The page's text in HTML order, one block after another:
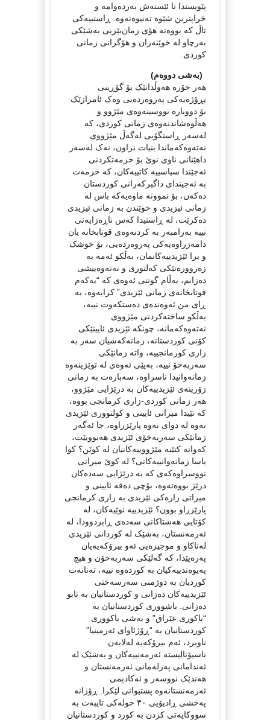
پێویستدا تا ئێستەش بەردەوامە و
خراپترین شێوە تەنیوەتەوە. ڕاستییەکی
تاڵ کە بووەتە ھۆی زمان‌بێزیی بەشێکی
بەرچاو لە خوێنەران و ھۆگرانی زمانی
کوردی.
(بەشی دووەم)
هەر جۆرە هەوڵدانێک بۆ گۆڕینی
پڕۆژەیەکی پەروەردەیی وەک ئامرازێک
بۆ دووبارە نووسینەوەی مێژوو و
هەڵوەشاندنەوەی زمانی کوردی، کە
لەسەر ڕاستگۆیی لەگەڵ مێژووی
نەتەوەکەماندا بنیات نراون، نەک لەسەر
داهێنانی ناوی نوێ بۆ خزمەتکردنی
ئەجێندا سیاسییە کاتییەکان، کە خزمەت
بە ئەجیندای داگیرکەرانی کوردستان
دەکەن، بۆ نموونە ماوەیەکە باس لە
زمانی ئیزیدی و خوێندن بە زمانی ئیزیدی
دەکرێت، لە ڕاستیدا کەس ناڕەزایەتی
نییە بەرامبەر بە کردنەوەی قوتابخانە یان
دامەزراوەیەکی پەروەردەیی، بۆ خوشک
و برا ئێزیدییەکانمان، بەڵکو ئەمە بە
زەروورەتێکی کەلتوری و نەتەوەییشی
دەزانم، بەڵام گوتنی ئەوەی کە “یەکەم
قوتابخانەی زمانی ئێزیدی” کرایەوە، بە
ڕای من ئەوەندەی دەستکەوت نییە،
بەڵکو ساختەکردنی مێژووی
نەتەوەکەمانە، چونکە ئێزیدی ئایینێکی
کۆنی کوردستانە، زمانەکەشیان سەر بە
زاری کورمانجییە، واتە زمانێکی
سەربەخۆ نییە، بەپێی ئەوەی لە توێژینەوە
زمانەوانیدا ناسراوە، سەبارەت بە زمانی
زۆرینەی ئێزیدییەکان بە درێژایی مێژوو،
هەر زمانی کوردی-زاری کرمانجی بووە،
کە تێیدا میراتی ئایینی و کولتووری ئێزیدی
نەوە لە دوای نەوە پارێزراوە، جا ئەگەر
زمانێکی سەربەخۆی ئێزیدی هەبووبێت،
کەواتە کتێبە مێژووییەکانیان لە کوێن؟ کوا
یاسا زمانەوانییەکانی؟ لە کوێ میراتی
نووسراوەکەی کە بە درێژایی سەدەکان
درێژ بووەتەوە، بۆچی دەقە ئایینی و
میراتی زارەکی ئێزیدی بە زاری کرمانجی
پارێزراو بوون؟ ئێزیدییە نوێیەکان، لە
کۆتایی هەشتاکانی سەدەی ڕابردوودا، لە
ئەرمەنستان، بەشێک لە کوردانی ئێزیدی
لەناکاو و موجیزەیی ئەو بیرۆکەیەیان
پەرەپێدا، کە گەلێکی سەربەخۆن و هیچ
پەیوەندییەکیان بە کوردەوە نییە، تەنانەت
کوردیان بە دوژمنی سەرسەختی
ئێزیدییەکان دەزانی و کوردستانیان بە تابو
دەزانی. باشووری کوردستانیان بە
“باکوری عێراق” و بەشی باکووری
کوردستانیان بە “ڕۆژئاوای ئەرمینیا”
ناوبرد، ئەم بیرۆکەیە لەلایەن
ناسیۆنالیستە ئەرمەنییەکان و بەشێک لە
ئەندامانی پەرلەمانی ئەرمەنستان و
هەندێک نووسەر و ئەکادیمی
ئەرمەنستانەوە پشتیوانی لێکرا. ڕۆژانە
پەخشی ڕادیۆیی ٣٠ خولەکی تایبەت بە
سووکایەتی کردن بە کورد و کوردستانیان